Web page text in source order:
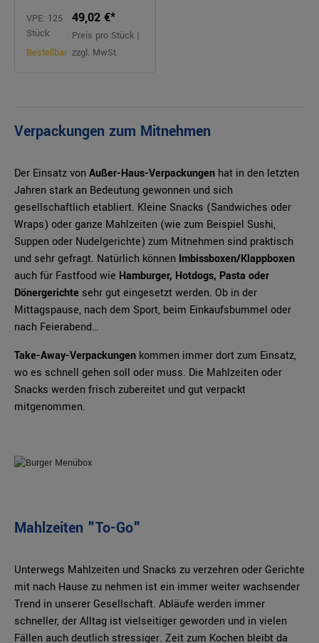
VPE: 125
Stück
Bestellbar
49,02 €*
Preis pro Stück |
zzgl. MwSt.
Verpackungen zum Mitnehmen
Der Einsatz vonAußer-Haus-Verpackungen hat in den letzten
Jahren stark an Bedeutung gewonnen und sich
gesellschaftlich etabliert. Kleine Snacks (Sandwiches oder
Wraps) oder ganze Mahlzeiten (wie zum Beispiel Sushi,
Suppen oder Nudelgerichte) zum Mitnehmen sind praktisch
und sehr gefragt. Natürlich können Imbissboxen/Klappboxen
auch für Fastfood wie Hamburger, Hotdogs, Pasta oder
Dönergerichte sehr gut eingesetzt werden. Ob in der
Mittagspause, nach dem Sport, beim Einkaufsbummel oder
nach Feierabend…
Take-Away-Verpackungen kommen immer dort zum Einsatz,
wo es schnell gehen soll oder muss. Die Mahlzeiten oder
Snacks werden frisch zubereitet und gut verpackt
mitgenommen.
Mahlzeiten "To-Go"
Unterwegs Mahlzeiten und Snacks zu verzehren oder Gerichte
mit nach Hause zu nehmen ist ein immer weiter wachsender
Trend in unserer Gesellschaft. Abläufe werden immer
schneller, der Alltag ist vielseitiger geworden und in vielen
Fällen auch deutlich stressiger. Zeit zum Kochen bleibt da